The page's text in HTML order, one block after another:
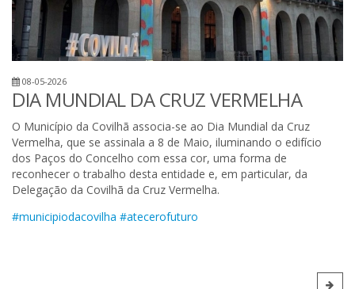
08-05-2026
DIA MUNDIAL DA CRUZ VERMELHA
O Município da Covilhã associa-se ao Dia Mundial da Cruz
Vermelha, que se assinala a 8 de Maio, iluminando o edifício
dos Paços do Concelho com essa cor, uma forma de
reconhecer o trabalho desta entidade e, em particular, da
Delegação da Covilhã da Cruz Vermelha.
#municipiodacovilha #atecerofuturo